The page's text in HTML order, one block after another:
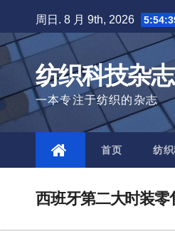
to
content
周日. 8 月 9th, 2026
纺织科技杂志
一本专注于纺织的杂志
首页 纺
西班牙第二大时装